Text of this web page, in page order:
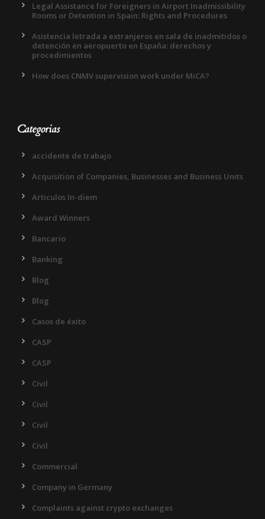
Legal Assistance for Foreigners in Airport Inadmissibility
Rooms or Detention in Spain: Rights and Procedures
Asistencia letrada a extranjeros en sala de inadmitidos o
detención en aeropuerto en España: derechos y
procedimientos
How does CNMV supervision work under MiCA?
Categorias
accidente de trabajo
Acquisition of Companies, Businesses and Business Units
Articulos In-diem
Award Winners
Bancario
Banking
Blog
Blog
Casos de éxito
CASP
CASP
Civil
Civil
Civil
Civil
Commercial
Company in Germany
Complaints against crypto exchanges